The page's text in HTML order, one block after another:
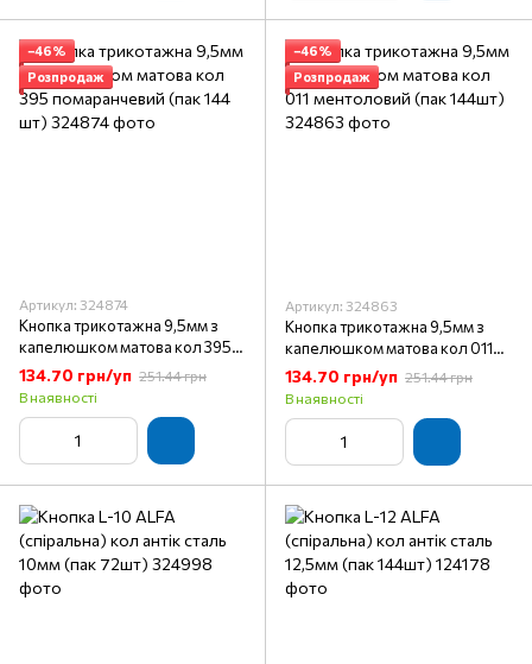
−46%
Розпродаж
Артикул: 324874
Кнопка трикотажна 9,5мм з
капелюшком матова кол 395
помаранчевий (пак 144 шт)
134.70 грн/уп 251.44 грн
В наявності
−46%
Розпродаж
Артикул: 324863
Кнопка трикотажна 9,5мм з
капелюшком матова кол 011
ментоловий (пак 144шт)
134.70 грн/уп 251.44 грн
В наявності